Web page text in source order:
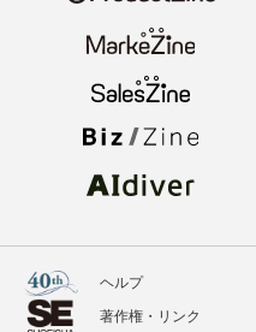
ヘルプ
著作権・リンク